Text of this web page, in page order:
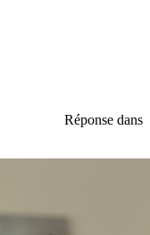
Réponse dans